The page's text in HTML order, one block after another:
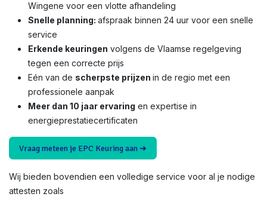
Wingene voor een vlotte afhandeling
Snelle planning: afspraak binnen 24 uur voor een snelle
service
Erkende keuringen volgens de Vlaamse regelgeving
tegen een correcte prijs
Eén van de scherpste prijzen in de regio met een
professionele aanpak
Meer dan 10 jaar ervaring en expertise in
energieprestatiecertificaten
Vraag meteen je EPC Keuring aan ➜
Wij bieden bovendien een volledige service voor al je nodige
attesten zoals